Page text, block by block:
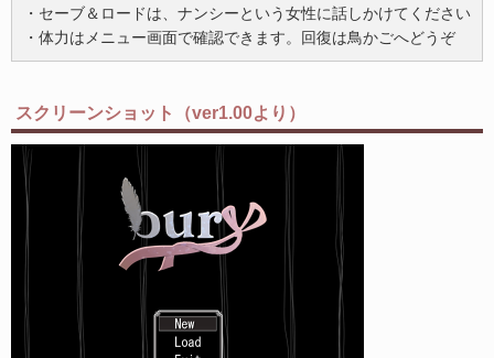
・セーブ＆ロードは、ナンシーという女性に話しかけてください
・体力はメニュー画面で確認できます。回復は鳥かごへどうぞ
スクリーンショット（ver1.00より）